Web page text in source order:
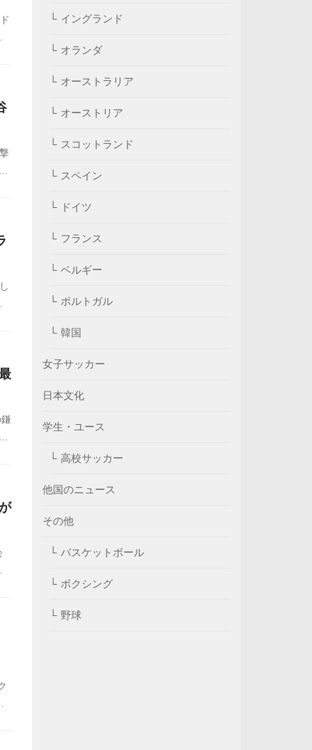
イングランド
オランダ
オーストラリア
オーストリア
スコットランド
スペイン
ドイツ
フランス
ベルギー
ポルトガル
韓国
女子サッカー
日本文化
学生・ユース
高校サッカー
他国のニュース
その他
バスケットボール
ボクシング
野球